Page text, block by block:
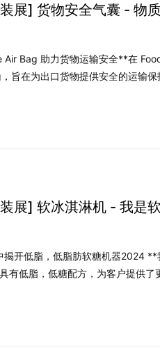
展] 货物安全气囊 - 物
Bag 助力货物运输安全**在
旨在为出口货物提供安全的运输
展] 软冰淇淋机 - 我是
开低脂，低脂肪软糖机器2024
有低脂，低糖配方，为客户提供